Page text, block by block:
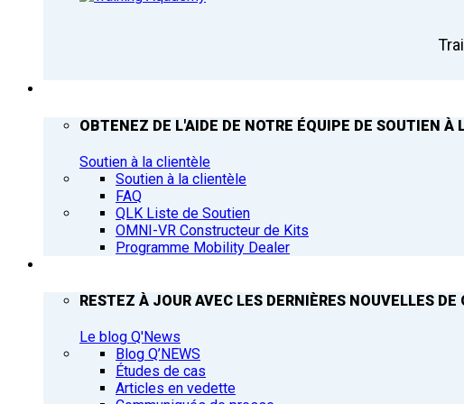
OBTENEZ DE L'AIDE DE NOTRE ÉQUIPE DE SOUTIEN
Soutien à la clientèle
Soutien à la clientèle
FAQ
QLK Liste de Soutien
OMNI-VR Constructeur de Kits
Programme Mobility Dealer
RESTEZ À JOUR AVEC LES DERNIÈRES NOUVELLES DE
Le blog Q'News
Blog Q’NEWS
Études de cas
Articles en vedette